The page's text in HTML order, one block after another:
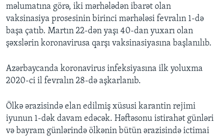
məlumatına görə, iki mərhələdən ibarət olan
vaksinasiya prosesinin birinci mərhələsi fevralın 1-də
başa çatıb. Martın 22-dən yaşı 40-dan yuxarı olan
şəxslərin koronavirusa qarşı vaksinasiyasına başlanılıb.
Azərbaycanda koronavirus infeksiyasına ilk yoluxma
2020-ci il fevralın 28-də aşkarlanıb.
Ölkə ərazisində elan edilmiş xüsusi karantin rejimi
iyunun 1-dək davam edəcək. Həftəsonu istirahət günləri
və bayram günlərində ölkənin bütün ərazisində ictimai